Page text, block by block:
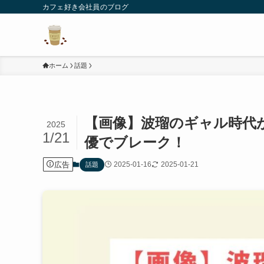
カフェ好き会社員のブログ
ホーム 話題
【画像】波瑠のギャル時
優でブレーク！
2025
1/21
広告 話題 2025-01-16 2025-01-21